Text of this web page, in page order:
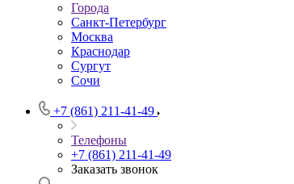
Города
Санкт-Петербург
Москва
Краснодар
Сургут
Сочи
+7 (861) 211-41-49
Телефоны
+7 (861) 211-41-49
Заказать звонок